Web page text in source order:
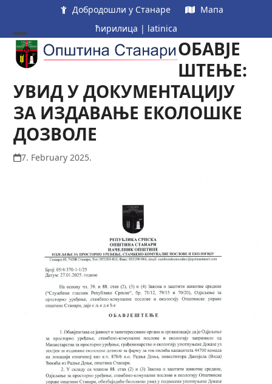
content
Добродошли у Станаре
Мапа
ћирилица | latinica
Open
mobile
menu
Close
mobile
menu
ОБАВЈЕ
ШТЕЊЕ:
УВИД У ДОКУМЕНТАЦИЈУ
ЗА ИЗДАВАЊЕ ЕКОЛОШКЕ
ДОЗВОЛЕ
7. February 2025.